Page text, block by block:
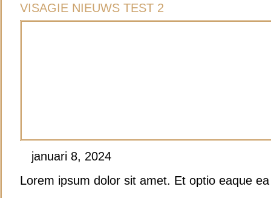
VISAGIE NIEUWS TEST 2
januari 8, 2024
Lorem ipsum dolor sit amet. Et optio eaque